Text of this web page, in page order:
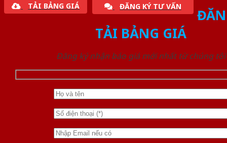
TẢI BẢNG GIÁ ĐĂNG KÝ TƯ VẤN
TẢI BẢNG GIÁ
Đăng ký nhận báo giá mới nhất từ chúng tôi